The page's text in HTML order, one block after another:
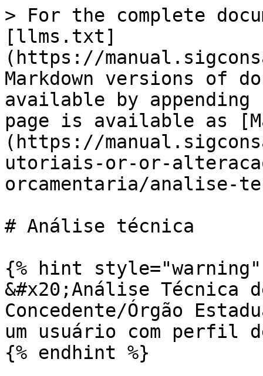
> For the complete
[llms.txt]
(https://
Markdown versions of
available by
page is available as
(https://
utoriais-or-or-
orcamentaria/analise-
# Análise técnica
{% hint style="warning"
&#x20;Análise Técnica
Concedente/Órgão
um usuário com perfil
{% endhint %}